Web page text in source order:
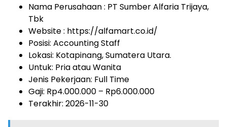
Nama Perusahaan : PT Sumber Alfaria Trijaya,
Tbk
Website : https://alfamart.co.id/
Posisi: Accounting Staff
Lokasi: Kotapinang, Sumatera Utara.
Untuk: Pria atau Wanita
Jenis Pekerjaan: Full Time
Gaji: Rp4.000.000 – Rp6.000.000
Terakhir: 2026-11-30